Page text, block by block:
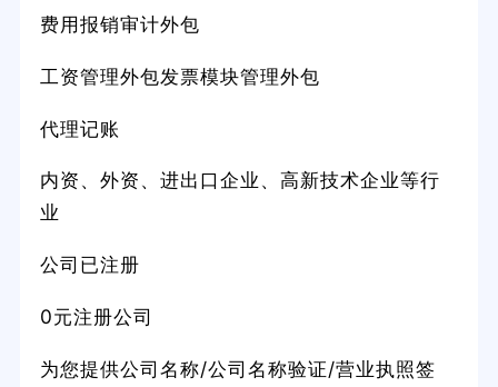
费用报销审计外包
工资管理外包发票模块管理外包
代理记账
内资、外资、进出口企业、高新技术企业等行
业
公司已注册
0元注册公司
为您提供公司名称/公司名称验证/营业执照签